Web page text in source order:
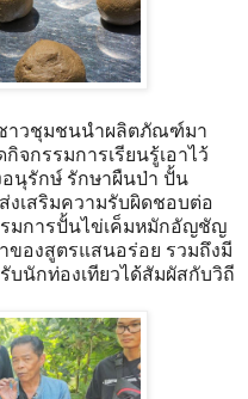
าวชุมชนนำผลิตภัณฑ์มา
จกรรมการเรียนรู้เอาไว้
อนุรักษ์ รักษาผืนป่า ปั้น
งเสริมความรับผิดชอบต่อ
มการปั้นไข่เค็มหมักอัญชัญ
ของสูตรแสนอร่อย รวมถึงมี
บนักท่องเทียวได้สัมผัสกับวิถี